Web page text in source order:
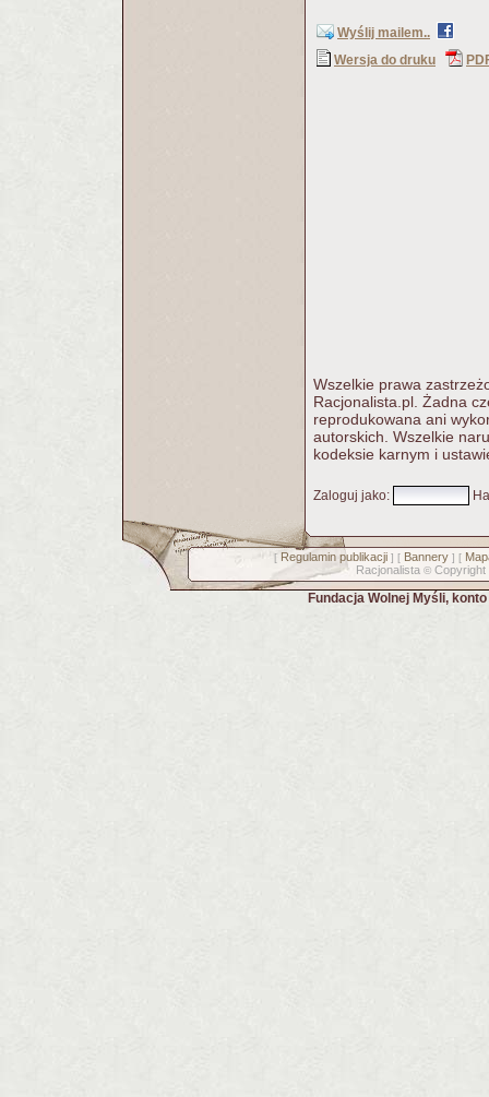
Wyślij mailem..
Wersja do druku
Wszelkie prawa
Racjonalista.pl. Żadna
reprodukowana ani
autorskich. Wszelkie
kodeksie karnym i
Zaloguj jako:
[ Regulamin publikacji] [ Bannery] [
Racjonalista © Copyright
Fundacja Wolnej Myśli,